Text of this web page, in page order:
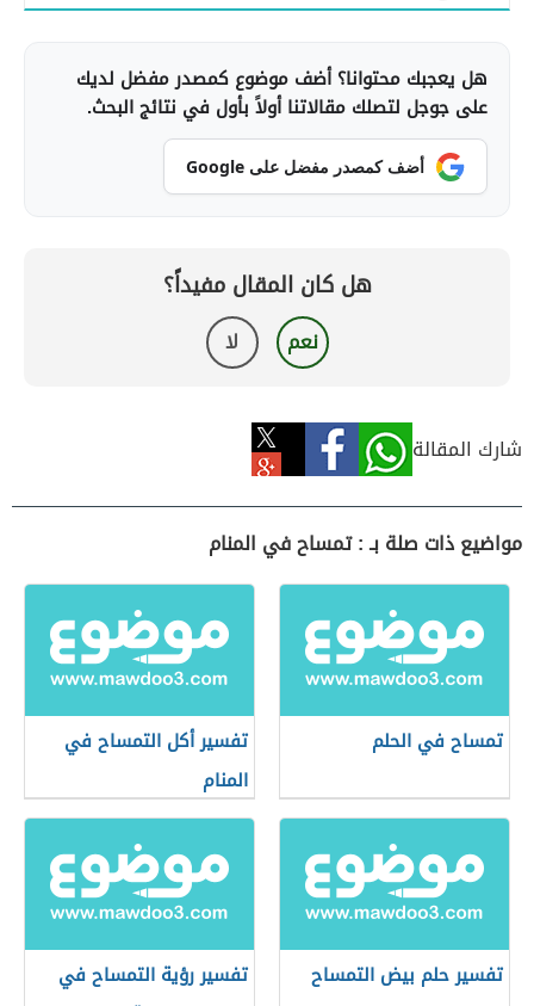
هل يعجبك محتوانا؟ أضف موضوع كمصدر مفضل لديك
على جوجل لتصلك مقالاتنا أولاً بأول في نتائج البحث.
أضف كمصدر مفضل على Google
هل كان المقال مفيداً؟
نعم لا
شارك المقالة
مواضيع ذات صلة بـ : تمساح في المنام
تمساح في الحلم
تفسير أكل التمساح في
المنام
تفسير حلم بيض التمساح
تفسير رؤية التمساح في